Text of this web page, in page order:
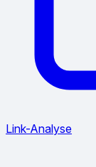
Link-Analyse